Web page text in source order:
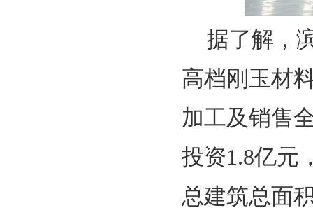
据了解，
高档刚玉材
加工及销售
投资1.8亿元
总建筑总面